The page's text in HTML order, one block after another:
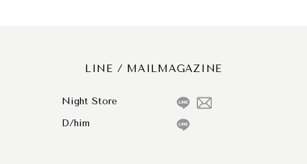
LINE / MAILMAGAZINE
Night Store
D/him